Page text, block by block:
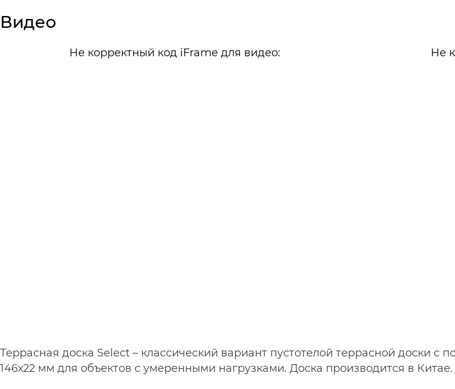
Видео
Не корректный код iFrame для видео: Не
Террасная доска Select – классический вариант пустотелой террасной доски с
146х22 мм для объектов с умеренными нагрузками. Доска производится в Китае.